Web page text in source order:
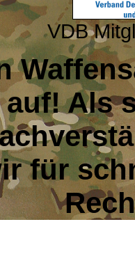
VDB
auf! Als
für